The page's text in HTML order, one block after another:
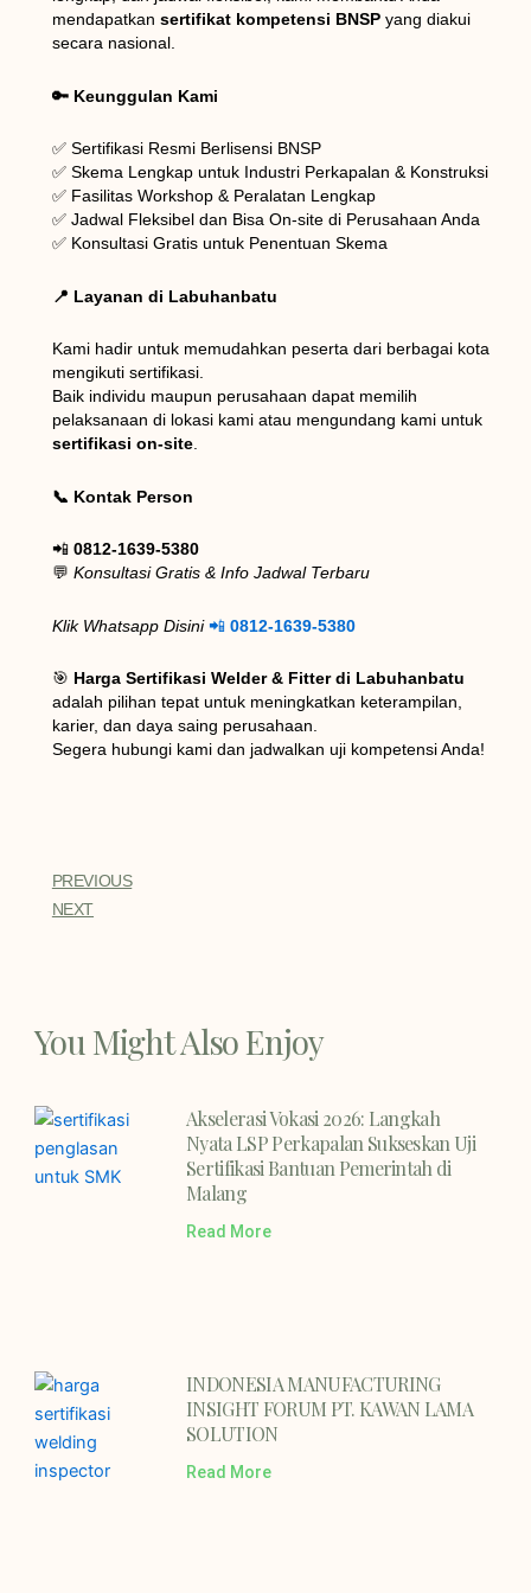
mendapatkan sertifikat kompetensi BNSPyang diakui
secara nasional.
🔑 Keunggulan Kami
✅ Sertifikasi Resmi Berlisensi BNSP
✅ Skema Lengkap untuk Industri Perkapalan & Konstruksi
✅ Fasilitas Workshop & Peralatan Lengkap
✅ Jadwal Fleksibel dan Bisa On-site di Perusahaan Anda
✅ Konsultasi Gratis untuk Penentuan Skema
📍 Layanan di Labuhanbatu
Kami hadir untuk memudahkan peserta dari berbagai kota
mengikuti sertifikasi.
Baik individu maupun perusahaan dapat memilih
pelaksanaan di lokasi kami atau mengundang kami untuk
sertifikasi on-site.
📞 Kontak Person
📲 0812-1639-5380
💬 Konsultasi Gratis & Info Jadwal Terbaru
Klik Whatsapp Disini📲 0812-1639-5380
🎯 Harga Sertifikasi Welder & Fitter di Labuhanbatu
adalah pilihan tepat untuk meningkatkan keterampilan,
karier, dan daya saing perusahaan.
Segera hubungi kami dan jadwalkan uji kompetensi Anda!
PREVIOUS
NEXT
You Might Also Enjoy
Akselerasi Vokasi 2026: Langkah
Nyata LSP Perkapalan Sukseskan Uji
Sertifikasi Bantuan Pemerintah di
Malang
Read More
INDONESIA MANUFACTURING
INSIGHT FORUM PT. KAWAN LAMA
SOLUTION
Read More